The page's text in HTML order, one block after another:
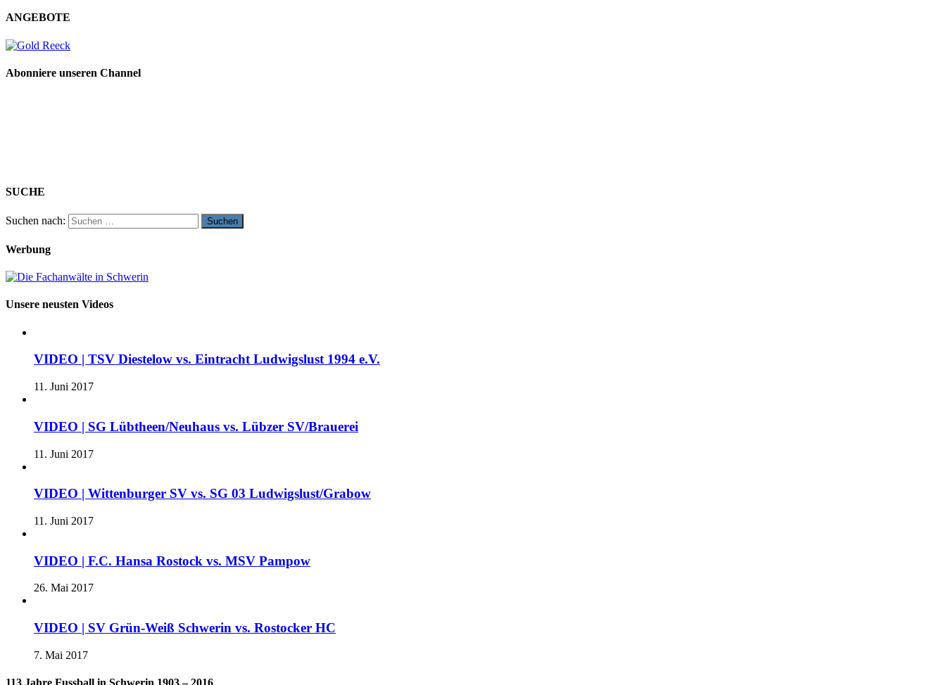
ANGEBOTE
Abonniere unseren Channel
SUCHE
Suchen nach:
Werbung
Unsere neusten Videos
VIDEO | TSV Diestelow vs. Eintracht Ludwigslust 1994 e.V.
11. Juni 2017
VIDEO | SG Lübtheen/Neuhaus vs. Lübzer SV/Brauerei
11. Juni 2017
VIDEO | Wittenburger SV vs. SG 03 Ludwigslust/Grabow
11. Juni 2017
VIDEO | F.C. Hansa Rostock vs. MSV Pampow
26. Mai 2017
VIDEO | SV Grün-Weiß Schwerin vs. Rostocker HC
7. Mai 2017